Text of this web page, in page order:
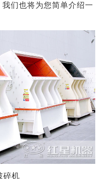
们也将为您简单介绍一
碎机